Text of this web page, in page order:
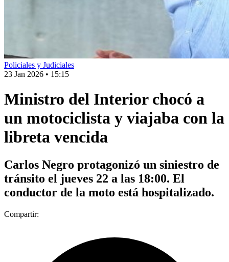
Policiales y Judiciales
23 Jan 2026 • 15:15
Ministro del Interior chocó a
un motociclista y viajaba con la
libreta vencida
Carlos Negro protagonizó un siniestro de
tránsito el jueves 22 a las 18:00. El
conductor de la moto está hospitalizado.
Compartir: